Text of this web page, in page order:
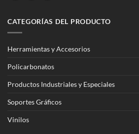
CATEGORÍAS DEL PRODUCTO
Herramientas y Accesorios
Policarbonatos
Productos Industriales y Especiales
Soportes Gráficos
Vinilos